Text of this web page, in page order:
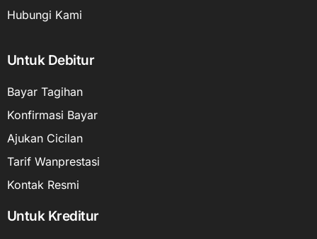
Hubungi Kami
Untuk Debitur
Bayar Tagihan
Konfirmasi Bayar
Ajukan Cicilan
Tarif Wanprestasi
Kontak Resmi
Untuk Kreditur